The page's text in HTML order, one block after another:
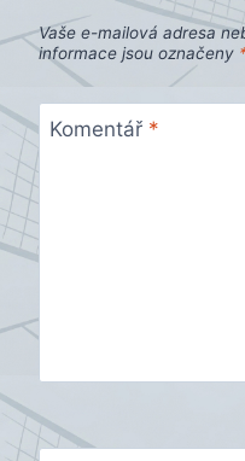
Vaše e-mailová adresa
informace jsou označeny
Komentář *